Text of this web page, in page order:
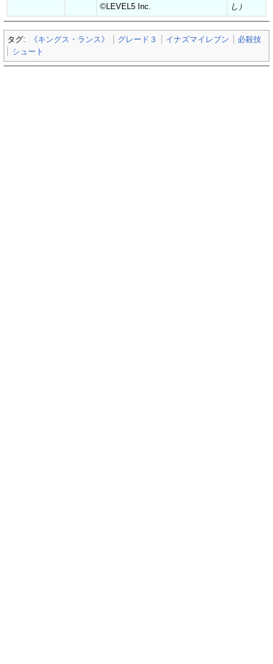
©︎LEVEL5 Inc.
し）
タグ: 《キングス・ランス》 グレード３ イナズマイレブン
必殺技
シュート